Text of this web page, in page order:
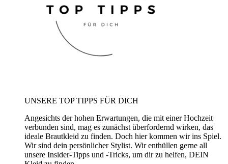
UNSERE TOP TIPPS FÜR DICH
Angesichts der hohen Erwartungen, die mit einer Hochzeit
verbunden sind, mag es zunächst überfordernd wirken, das
ideale Brautkleid zu finden. Doch hier kommen wir ins Spiel.
Wir sind dein persönlicher Stylist. Wir enthüllen gerne all
unsere Insider-Tipps und -Tricks, um dir zu helfen, DEIN